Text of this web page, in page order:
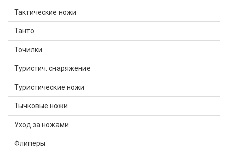
Тактические ножи
Танто
Точилки
Туристич. снаряжение
Туристические ножи
Тычковые ножи
Уход за ножами
Флиперы